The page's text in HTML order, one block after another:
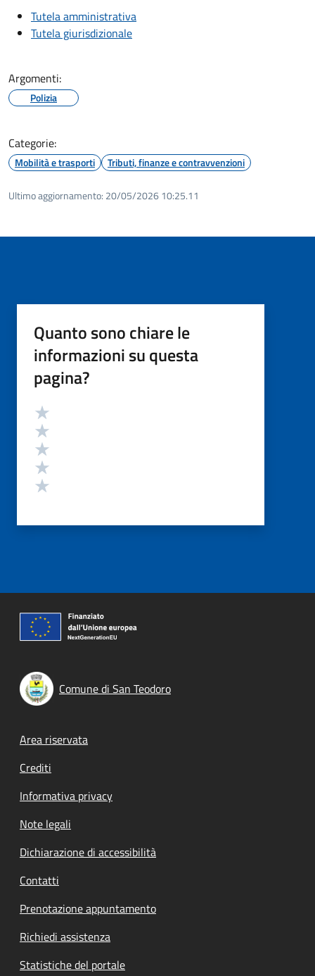
Tutela amministrativa
Tutela giurisdizionale
Argomenti:
Polizia
Categorie:
Mobilità e trasporti Tributi, finanze e contravvenzioni
Ultimo aggiornamento: 20/05/2026 10:25.11
Quanto sono chiare le
informazioni su questa
pagina?
Valutazione
Comune di San Teodoro
Footer menu
Area riservata
Crediti
Informativa privacy
Note legali
Dichiarazione di accessibilità
Contatti
Prenotazione appuntamento
Richiedi assistenza
Statistiche del portale